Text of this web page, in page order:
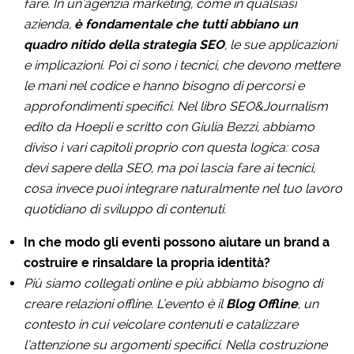
fare. In un’agenzia marketing, come in qualsiasi
azienda, è fondamentale che tutti abbiano un
quadro nitido della strategia SEO, le sue applicazioni
e implicazioni. Poi ci sono i tecnici, che devono mettere
le mani nel codice e hanno bisogno di percorsi e
approfondimenti specifici. Nel libro SEO&Journalism
edito da Hoepli e scritto con Giulia Bezzi, abbiamo
diviso i vari capitoli proprio con questa logica: cosa
devi sapere della SEO, ma poi lascia fare ai tecnici,
cosa invece puoi integrare naturalmente nel tuo lavoro
quotidiano di sviluppo di contenuti.
In che modo gli eventi possono aiutare un brand a
costruire e rinsaldare la propria identità?
Più siamo collegati online e più abbiamo bisogno di
creare relazioni offline. L’evento è il Blog Offline, un
contesto in cui veicolare contenuti e catalizzare
l’attenzione su argomenti specifici. Nella costruzione